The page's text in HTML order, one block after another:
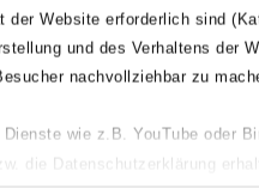
Website erforderlich sind
und des Verhaltens der
nachvollziehbar zu
wie z.B. YouTube oder
die Datenschutzerklärung